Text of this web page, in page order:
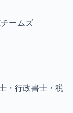
ームズ
・行政書士・税